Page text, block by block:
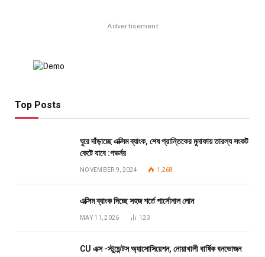
Advertisement
Top Posts
ঘুরে দাঁড়াচ্ছে এক্সিম ব্যাংক, শেষ প্রান্তিকের মুনাফায় তারল্য সংকট
কেটে যাবে :গভর্নর
NOVEMBER 9, 2024 1,268
এক্সিম ব্যাংক দিচ্ছে সহজ শর্তে পার্সোনাল লোন
MAY 11, 2026 123
CU এক্স -স্টুডেন্টস অ্যাসোসিয়েশন, নোয়াখালী বার্ষিক বনভোজন